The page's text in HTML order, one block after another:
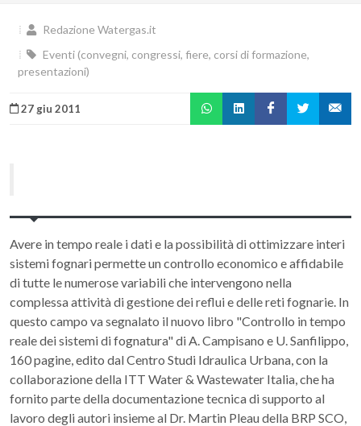
Redazione Watergas.it
Eventi (convegni, congressi, fiere, corsi di formazione,
presentazioni)
27 giu 2011
Avere in tempo reale i dati e la possibilità di ottimizzare interi
sistemi fognari permette un controllo economico e affidabile
di tutte le numerose variabili che intervengono nella
complessa attività di gestione dei reflui e delle reti fognarie. In
questo campo va segnalato il nuovo libro "Controllo in tempo
reale dei sistemi di fognatura" di A. Campisano e U. Sanfilippo,
160 pagine, edito dal Centro Studi Idraulica Urbana, con la
collaborazione della ITT Water & Wastewater Italia, che ha
fornito parte della documentazione tecnica di supporto al
lavoro degli autori insieme al Dr. Martin Pleau della BRP SCO,